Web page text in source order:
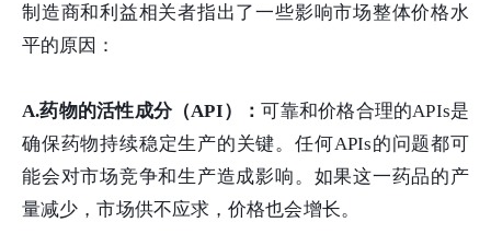
制造商和利益相关者指出了一些影响市场整体价格水
平的原因：
A.药物的活性成分（API） ：可靠和价格合理的APIs是
确保药物持续稳定生产的关键。任何APIs的问题都可
能会对市场竞争和生产造成影响。如果这一药品的产
量减少，市场供不应求，价格也会增长。